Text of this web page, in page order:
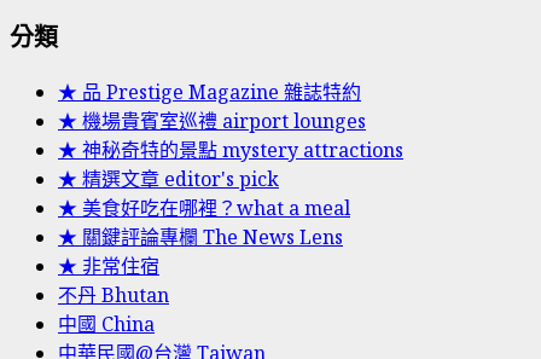
分類
★ 品 Prestige Magazine 雜誌特約
★ 機場貴賓室巡禮 airport lounges
★ 神秘奇特的景點 mystery attractions
★ 精選文章 editor's pick
★ 美食好吃在哪裡？what a meal
★ 關鍵評論專欄 The News Lens
★ 非常住宿
不丹 Bhutan
中國 China
中華民國@台灣 Taiwan